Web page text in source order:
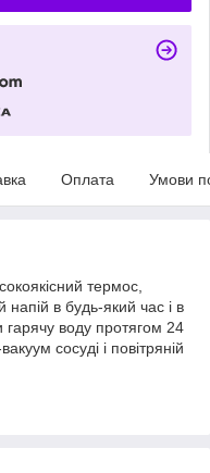
Оплата Умови
термос,
напій в будь-який час і в
гарячу воду протягом 24
сосуді і повітряній